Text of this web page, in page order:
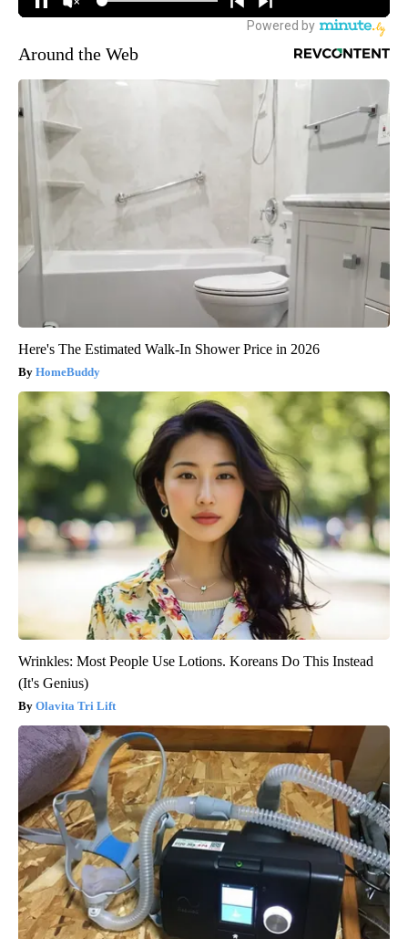
Around the Web
Here's The Estimated Walk-In Shower Price in 2026
HomeBuddy
Wrinkles: Most People Use Lotions. Koreans Do This Instead
(It's Genius)
Olavita Tri Lift